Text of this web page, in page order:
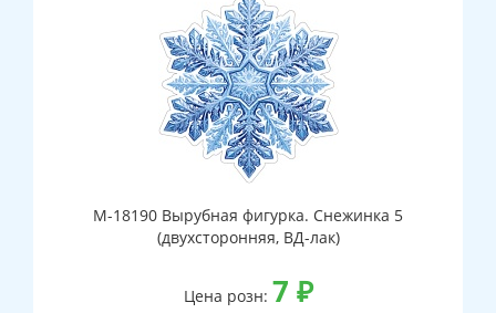
М-18190 Вырубная фигурка. Снежинка 5
(двухсторонняя, ВД-лак)
Цена розн: 7 ₽